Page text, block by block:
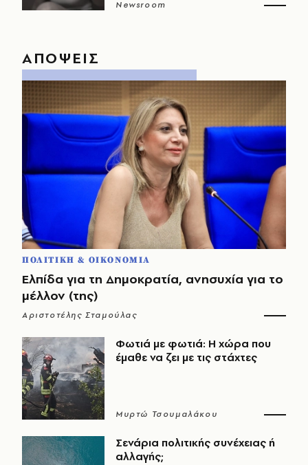
Newsroom
ΑΠΟΨΕΙΣ
ΠΟΛΙΤΙΚΗ & ΟΙΚΟΝΟΜΙΑ
Ελπίδα για τη Δημοκρατία, ανησυχία για το
μέλλον (της)
Αριστοτέλης Σταμούλας
Φωτιά με φωτιά: Η χώρα που
έμαθε να ζει με τις στάχτες
Μυρτώ Τσουμαλάκου
Σενάρια πολιτικής συνέχειας ή
αλλαγής;